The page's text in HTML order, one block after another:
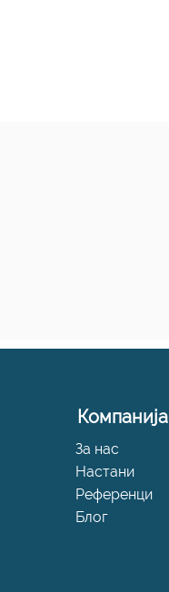
Компанија
За нас
Настани
Референци
Блог